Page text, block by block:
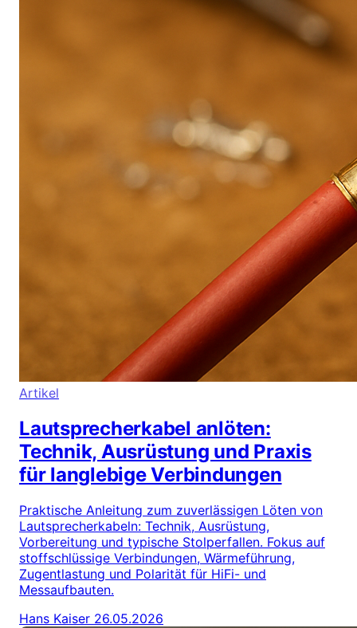
Artikel
Lautsprecherkabel anlöten:
Technik, Ausrüstung und Praxis
für langlebige Verbindungen
Praktische Anleitung zum zuverlässigen Löten von
Lautsprecherkabeln: Technik, Ausrüstung,
Vorbereitung und typische Stolperfallen. Fokus auf
stoffschlüssige Verbindungen, Wärmeführung,
Zugentlastung und Polarität für HiFi- und
Messaufbauten.
Hans Kaiser 26.05.2026